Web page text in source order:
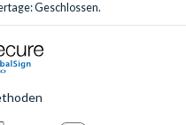
Geschlossen.